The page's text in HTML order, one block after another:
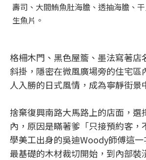
壽司、大間鮪魚肚海膽、透抽海膽、
生魚片。
格柵木門、黑色屋簷、墨法寫著店
斜掛，隱密在微風廣場旁的住宅區
人入勝的日式風情，成為寧靜街景
捨棄復興南路大馬路上的店面，選
內，原因是瞞著爹「只接預約客，
學美工出身的吳迪Woody師傅這
最基礎的木材裁切開始，到內部裝